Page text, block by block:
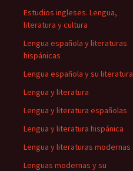
Estudios ingleses. Lengua,
literatura y cultura
Lengua española y literaturas
hispánicas
Lengua española y su literatura
Lengua y literatura
Lengua y literatura españolas
Lengua y literatura hispánica
Lengua y literaturas modernas
Lenguas modernas y su